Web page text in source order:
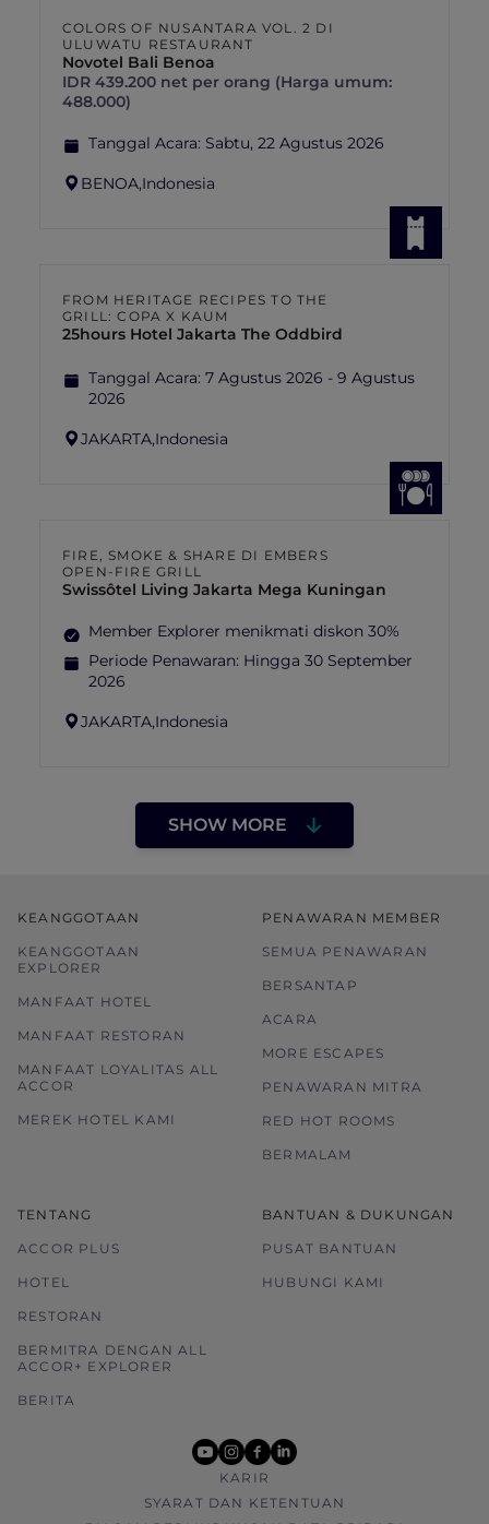
COLORS OF NUSANTARA VOL. 2 DI
ULUWATU RESTAURANT
Novotel Bali Benoa
IDR 439.200 net per orang (Harga umum:
488.000)
Tanggal Acara: Sabtu, 22 Agustus 2026
BENOA,Indonesia
FROM HERITAGE RECIPES TO THE
GRILL: COPA X KAUM
25hours Hotel Jakarta The Oddbird
Tanggal Acara: 7 Agustus 2026 - 9 Agustus
2026
JAKARTA,Indonesia
FIRE, SMOKE & SHARE DI EMBERS
OPEN-FIRE GRILL
Swissôtel Living Jakarta Mega Kuningan
Member Explorer menikmati diskon 30%
Periode Penawaran: Hingga 30 September
2026
JAKARTA,Indonesia
SHOW MORE
KEANGGOTAAN
KEANGGOTAAN
EXPLORER
MANFAAT HOTEL
MANFAAT RESTORAN
MANFAAT LOYALITAS ALL
ACCOR
MEREK HOTEL KAMI
PENAWARAN MEMBER
SEMUA PENAWARAN
BERSANTAP
ACARA
MORE ESCAPES
PENAWARAN MITRA
RED HOT ROOMS
BERMALAM
TENTANG
ACCOR PLUS
HOTEL
RESTORAN
BERMITRA DENGAN ALL
ACCOR+ EXPLORER
BERITA
BANTUAN & DUKUNGAN
PUSAT BANTUAN
HUBUNGI KAMI
youtube
instagram
facebook
linkedin
KARIR
SYARAT DAN KETENTUAN